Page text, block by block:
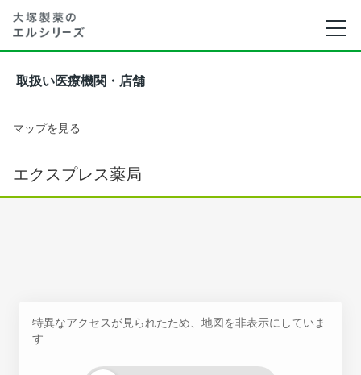
取扱い医療機関・店舗
マップを見る
エクスプレス薬局
特異なアクセスが見られたため、地図を非表示にしていま
す